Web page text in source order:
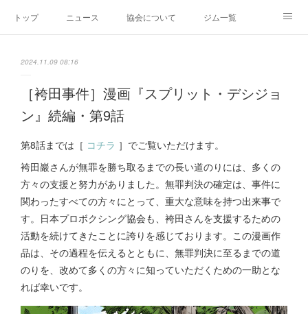
トップ ニュース 協会について ジム一覧
2024.11.09 08:16
［袴田事件］漫画『スプリット・デシジョ
ン』続編・第9話
第8話までは［ コチラ ］でご覧いただけます。
袴田巖さんが無罪を勝ち取るまでの長い道のりには、多くの
方々の支援と努力がありました。無罪判決の確定は、事件に
関わったすべての方々にとって、重大な意味を持つ出来事で
す。日本プロボクシング協会も、袴田さんを支援するための
活動を続けてきたことに誇りを感じております。この漫画作
品は、その過程を伝えるとともに、無罪判決に至るまでの道
のりを、改めて多くの方々に知っていただくための一助とな
れば幸いです。